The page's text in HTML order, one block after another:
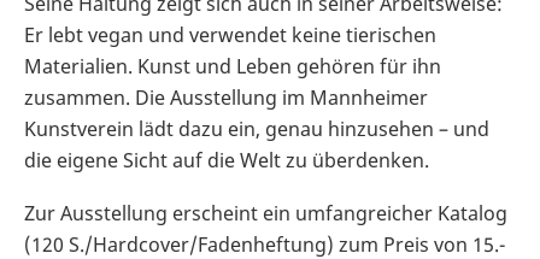
Er lebt vegan und verwendet keine tierischen
Materialien. Kunst und Leben gehören für ihn
zusammen. Die Ausstellung im Mannheimer
Kunstverein lädt dazu ein, genau hinzusehen – und
die eigene Sicht auf die Welt zu überdenken.
Zur Ausstellung erscheint ein umfangreicher Katalog
(120 S./Hardcover/Fadenheftung) zum Preis von 15.-